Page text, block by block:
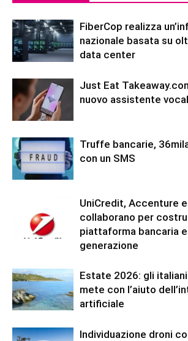
FiberCop realizza
nazionale basata su
data center
Just Eat
nuovo assistente
Truffe bancarie,
con un SMS
UniCredit, Accenture e
collaborano per
piattaforma bancaria
generazione
Estate 2026: gli
mete con l’aiuto
artificiale
Individuazione droni